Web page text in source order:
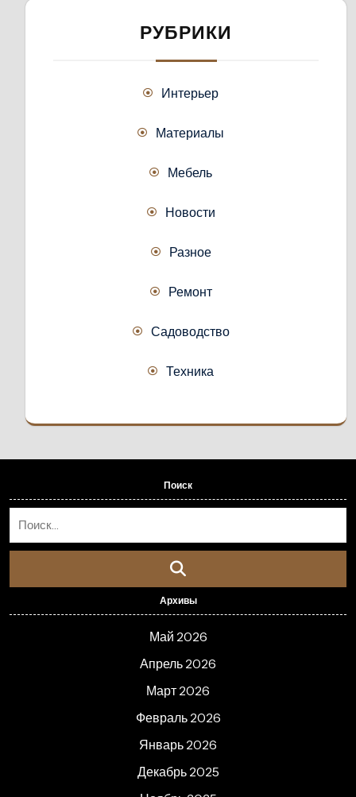
РУБРИКИ
Интерьер
Материалы
Мебель
Новости
Разное
Ремонт
Садоводство
Техника
Поиск
Архивы
Май 2026
Апрель 2026
Март 2026
Февраль 2026
Январь 2026
Декабрь 2025